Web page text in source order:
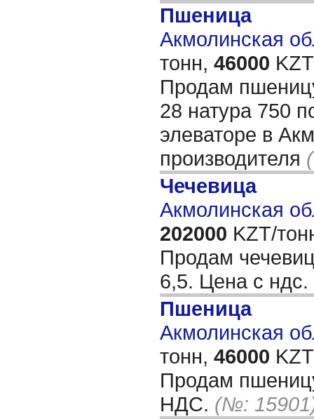
Пшеница
Акмолинская
тонн, 46000
Продам
28 натура 750
элеваторе в
производителя
Чечевица
Акмолинская
202000 KZT/
Продам
6,5. Цена с ндс.
Пшеница
Акмолинская
тонн, 46000
Продам
НДС. (№: